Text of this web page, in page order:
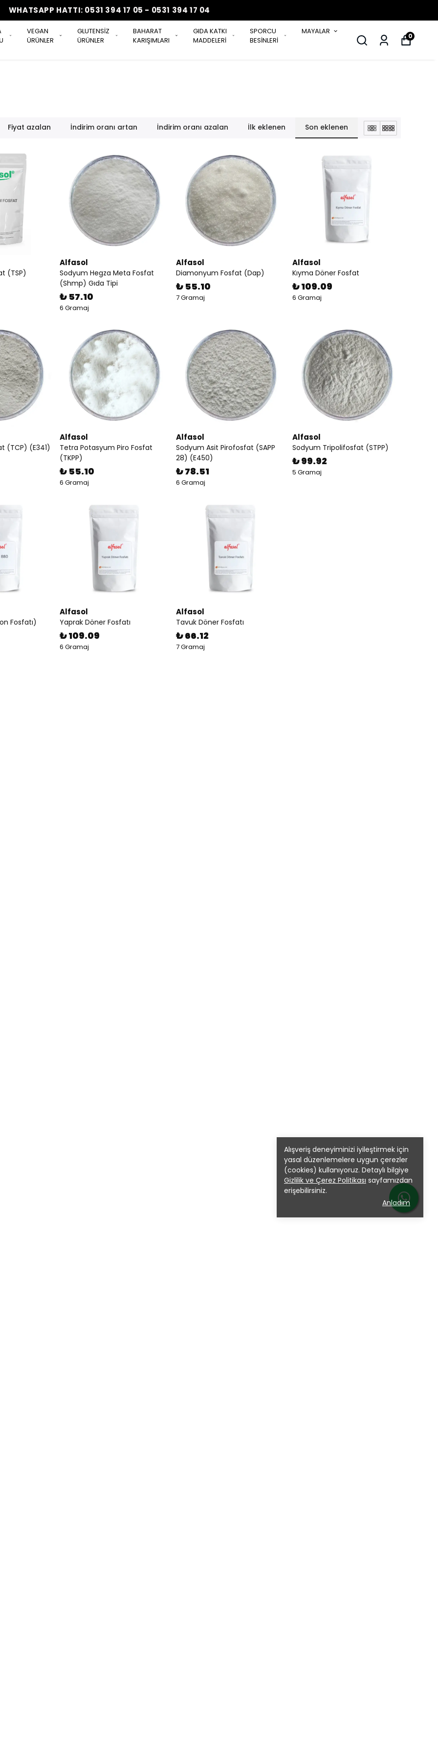
WHATSAPP HATTI: 0531 394 17 05 - 0531 394 17 04
VEGAN
ÜRÜNLER
GLUTENSİZ
ÜRÜNLER
BAHARAT
KARIŞIMLARI
GIDA KATKI
MADDELERİ
SPORCU
BESİNLERİ
MAYALAR
0
Alışveriş deneyiminizi iyileştirmek için
yasal düzenlemelere uygun çerezler
(cookies) kullanıyoruz. Detaylı bilgiye
Gizlilik ve Çerez Politikası sayfamızdan
erişebilirsiniz.
Anladım
Fiyat azalan İndirim oranı artan İndirim oranı azalan İlk eklenen Son eklenen
(TSP)
Alfasol
Sodyum Hegza Meta Fosfat
(Shmp) Gıda Tipi
₺ 57.10
6 Gramaj
Alfasol
Diamonyum Fosfat (Dap)
₺ 55.10
7 Gramaj
Alfasol
Kıyma Döner Fosfat
₺ 109.09
6 Gramaj
(TCP) (E341)
Alfasol
Tetra Potasyum Piro Fosfat
(TKPP)
₺ 55.10
6 Gramaj
Alfasol
Sodyum Asit Pirofosfat (SAPP
28) (E450)
₺ 78.51
6 Gramaj
Alfasol
Sodyum Tripolifosfat (STPP)
₺ 99.92
5 Gramaj
Fosfatı)
Alfasol
Yaprak Döner Fosfatı
₺ 109.09
6 Gramaj
Alfasol
Tavuk Döner Fosfatı
₺ 66.12
7 Gramaj